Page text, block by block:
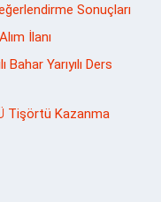
Sonuçları
İlanı
Yarıyılı Ders
Tişörtü Kazanma